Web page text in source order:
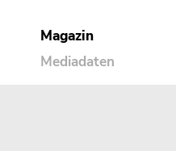
Magazin
Mediadaten